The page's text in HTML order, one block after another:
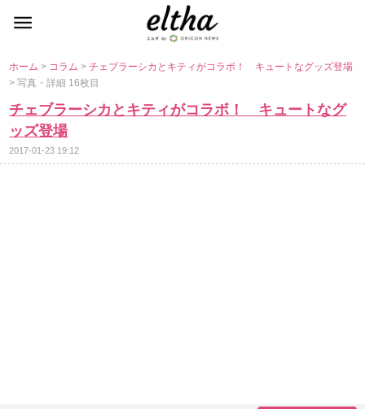
ホーム> コラム>チェブラーシカとキティがコラボ！ キュートなグッズ登場
> 写真・詳細 16枚目
チェブラーシカとキティがコラボ！ キュートなグ
ッズ登場
2017-01-23 19:12